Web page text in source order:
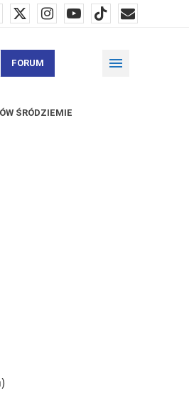
FORUM
ŚRÓDZIEMIE